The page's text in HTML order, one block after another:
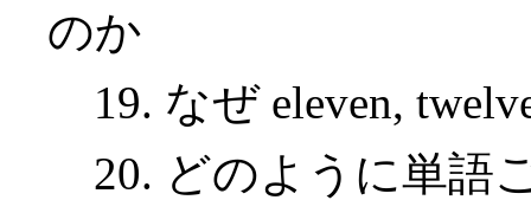
のか
19. なぜ eleven,
20. どのように単語